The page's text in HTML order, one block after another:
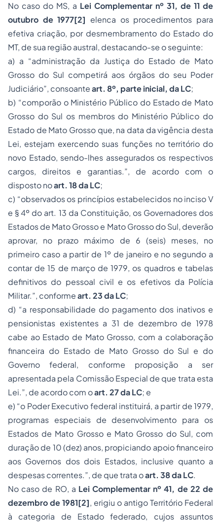
No caso do MS, a Lei Complementar nº 31, de 11 de
outubro de 1977[2] elenca os procedimentos para
efetiva criação, por desmembramento do Estado do
MT, de sua região austral, destacando-se o seguinte:
a) a “administração da Justiça do Estado de Mato
Grosso do Sul competirá aos órgãos do seu Poder
Judiciário”, consoanteart. 8º, parte inicial, da LC;
b) “comporão o Ministério Público do Estado de Mato
Grosso do Sul os membros do Ministério Público do
Estado de Mato Grosso que, na data da vigência desta
Lei, estejam exercendo suas funções no território do
novo Estado, sendo-lhes assegurados os respectivos
cargos, direitos e garantias.”, de acordo com o
disposto noart. 18 da LC;
c) “observados os princípios estabelecidos no inciso V
e § 4º do art. 13 da Constituição, os Governadores dos
Estados de Mato Grosso e Mato Grosso do Sul, deverão
aprovar, no prazo máximo de 6 (seis) meses, no
primeiro caso a partir de 1º de janeiro e no segundo a
contar de 15 de março de 1979, os quadros e tabelas
definitivos do pessoal civil e os efetivos da Polícia
Militar.”, conformeart. 23 da LC;
d) “a responsabilidade do pagamento dos inativos e
pensionistas existentes a 31 de dezembro de 1978
cabe ao Estado de Mato Grosso, com a colaboração
financeira do Estado de Mato Grosso do Sul e do
Governo federal, conforme proposição a ser
apresentada pela Comissão Especial de que trata esta
Lei.”, de acordo com oart. 27 da LC; e
e) “o Poder Executivo federal instituirá, a partir de 1979,
programas especiais de desenvolvimento para os
Estados de Mato Grosso e Mato Grosso do Sul, com
duração de 10 (dez) anos, propiciando apoio financeiro
aos Governos dos dois Estados, inclusive quanto a
despesas correntes.”, de que trata oart. 38 da LC.
No caso de RO, a Lei Complementar nº 41, de 22 de
dezembro de 1981[2], erigiu o antigo Território Federal
à categoria de Estado federado, cujos assuntos